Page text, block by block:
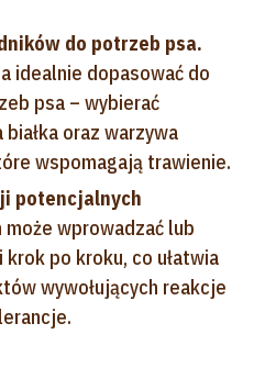
do potrzeb psa.
idealnie dopasować do
psa – wybierać
oraz warzywa
wspomagają trawienie.
potencjalnych
może wprowadzać lub
krok po kroku, co ułatwia
wywołujących reakcje